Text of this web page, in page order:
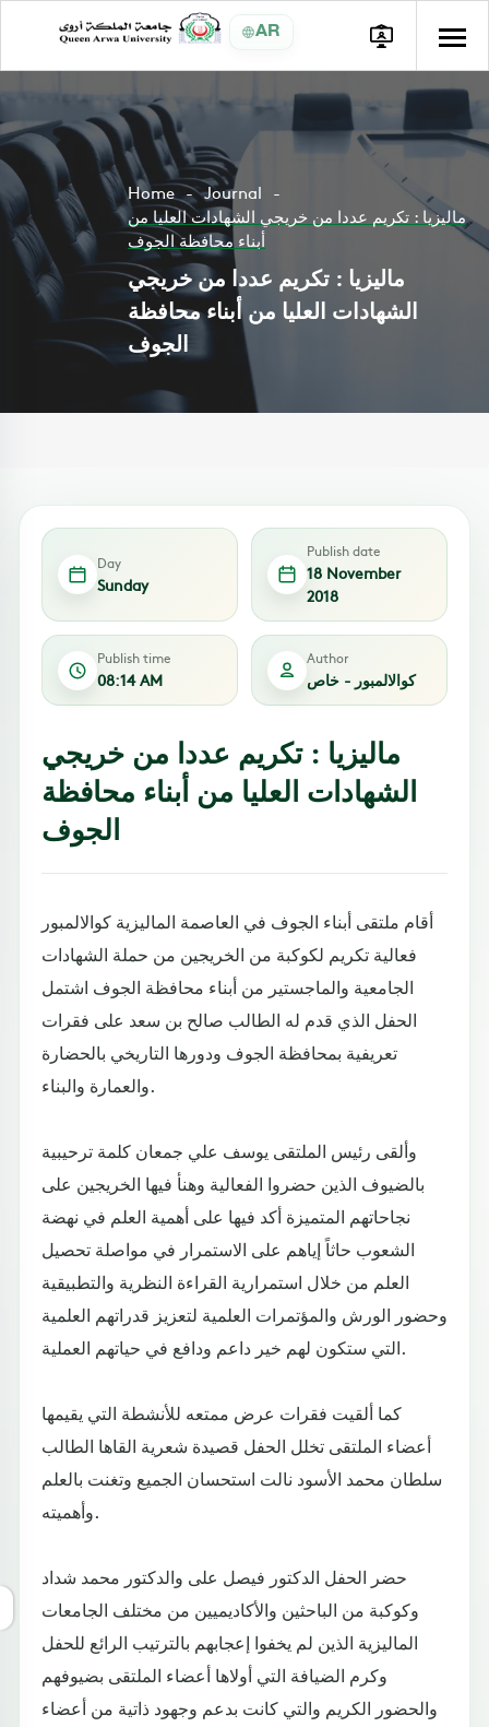
AR
Home
Journal
ماليزيا : تكريم عددا من خريجي الشهادات العليا من
أبناء محافظة الجوف
ماليزيا : تكريم عددا من خريجي
الشهادات العليا من أبناء محافظة
الجوف
Day
Sunday
Publish date
18 November
2018
Publish time
08:14 AM
Author
كوالالمبور - خاص
ماليزيا : تكريم عددا من خريجي
الشهادات العليا من أبناء محافظة
الجوف
أقام ملتقى أبناء الجوف في العاصمة الماليزية كوالالمبور
فعالية تكريم لكوكبة من الخريجين من حملة الشهادات
الجامعية والماجستير من أبناء محافظة الجوف اشتمل
الحفل الذي قدم له الطالب صالح بن سعد على فقرات
تعريفية بمحافظة الجوف ودورها التاريخي بالحضارة
والعمارة والبناء.
وألقى رئيس الملتقى يوسف علي جمعان كلمة ترحيبية
بالضيوف الذين حضروا الفعالية وهنأ فيها الخريجين على
نجاحاتهم المتميزة أكد فيها على أهمية العلم في نهضة
الشعوب حاثاً إياهم على الاستمرار في مواصلة تحصيل
العلم من خلال استمرارية القراءة النظرية والتطبيقية
وحضور الورش والمؤتمرات العلمية لتعزيز قدراتهم العلمية
التي ستكون لهم خير داعم ودافع في حياتهم العملية.
كما ألقيت فقرات عرض ممتعه للأنشطة التي يقيمها
أعضاء الملتقى تخلل الحفل قصيدة شعرية القاها الطالب
سلطان محمد الأسود نالت استحسان الجميع وتغنت بالعلم
وأهميته.
حضر الحفل الدكتور فيصل على والدكتور محمد شداد
وكوكبة من الباحثين والأكاديميين من مختلف الجامعات
الماليزية الذين لم يخفوا إعجابهم بالترتيب الرائع للحفل
وكرم الضيافة التي أولاها أعضاء الملتقى بضيوفهم
والحضور الكريم والتي كانت بدعم وجهود ذاتية من أعضاء